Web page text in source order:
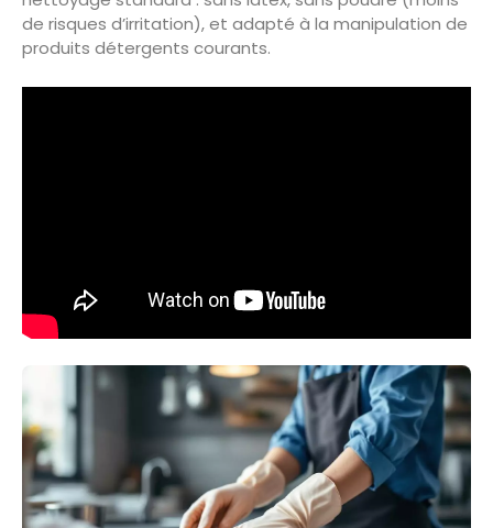
de risques d’irritation), et adapté à la manipulation de
produits détergents courants.